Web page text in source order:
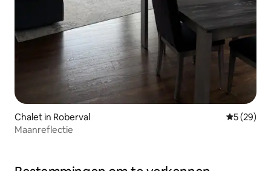
Chalet in Roberval
5 (29)
Maanreflectie